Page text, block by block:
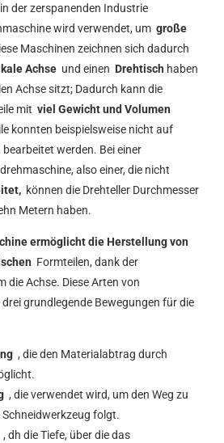
der zerspanenden Industrie
wird verwendet, um große
Maschinen zeichnen sich dadurch
Achse und einen Drehtisch haben
Achse sitzt; Dadurch kann die
mit viel Gewicht und Volumen
konnten beispielsweise nicht auf
werden. Bei einer
also einer, die nicht
können die Drehteller Durchmesser
Metern haben.
ermöglicht die Herstellung von
Formteilen, dank der
die Achse. Diese Arten von
grundlegende Bewegungen für die
, die den Materialabtrag durch
, die verwendet wird, um den Weg zu
folgt.
, dh die Tiefe, über die das